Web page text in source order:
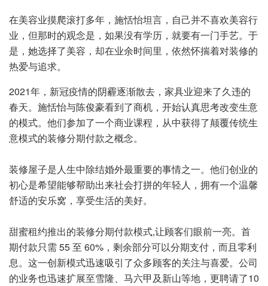
在美容业摸爬滚打多年，施恬怡坦言，自己并不喜欢美容行
业，但那时的观念是，如果没有学历，就要有一门手艺。于
是，她选择了美容，却在业余时间里，依然怀揣着对装修的
热爱与追求。
2021年，新冠疫情的阴霾逐渐散去，家具业迎来了久违的
春天。施恬怡与陈俊豪看到了商机，开始认真思考改变生意
的模式。他们参加了一个商业课程，从中获得了颠覆传统生
意模式的装修分期付款之概念。
装修屋子是人生中除结婚外最重要的事情之一。他们创业的
初心是希望能够帮助出来社会打拼的年轻人，拥有一个温馨
舒适的安乐窝，享受生活的美好。
甜蜜租约推出的装修分期付款模式,让顾客们眼前一亮。首
期付款只需 55 至 60%，剩余部分可以分期支付，而且零利
息。这一创新模式迅速吸引了众多顾客的关注与喜爱。公司
的业务也迅速扩展至雪隆、马六甲及新山等地，更聘请了10